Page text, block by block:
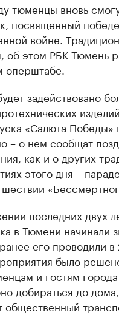
тюменцы вновь
посвященный
войне.
об этом РБК Тюмень
оперштабе.
задействовано
«Салюта Победы»
– о нем сообщат
как и о других
этого дня –
последних двух
в Тюмени начинали
его проводили
было
и гостям
добираться до
общественный